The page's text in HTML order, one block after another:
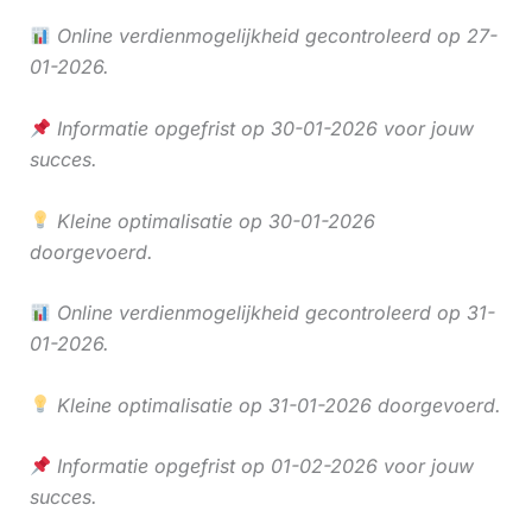
Online verdienmogelijkheid gecontroleerd op 27-
01-2026.
Informatie opgefrist op 30-01-2026 voor jouw
succes.
Kleine optimalisatie op 30-01-2026
doorgevoerd.
Online verdienmogelijkheid gecontroleerd op 31-
01-2026.
Kleine optimalisatie op 31-01-2026 doorgevoerd.
Informatie opgefrist op 01-02-2026 voor jouw
succes.